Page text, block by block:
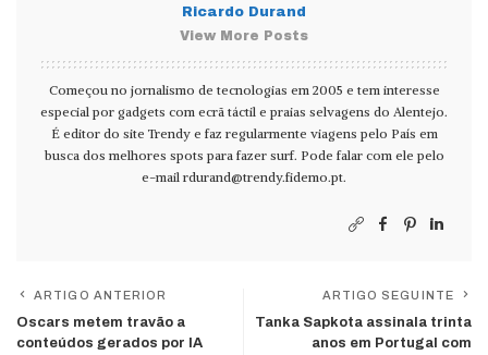
Ricardo Durand
View More Posts
Começou no jornalismo de tecnologias em 2005 e tem interesse
especial por gadgets com ecrã táctil e praias selvagens do Alentejo.
É editor do site Trendy e faz regularmente viagens pelo País em
busca dos melhores spots para fazer surf. Pode falar com ele pelo
e-mail rdurand@trendy.fidemo.pt.
ARTIGO ANTERIOR
Oscars metem travão a
conteúdos gerados por IA
ARTIGO SEGUINTE
Tanka Sapkota assinala trinta
anos em Portugal com